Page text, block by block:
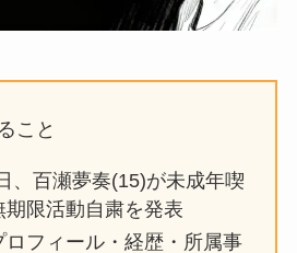
こと
、百瀬夢奏(15)が未成年喫
限活動自粛を発表
ロフィール・経歴・所属事